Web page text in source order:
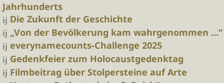
Jahrhunderts
Die Zukunft der Geschichte
„Von der Bevölkerung kam wahrgenommen …“
everynamecounts-Challenge 2025
Gedenkfeier zum Holocaustgedenktag
Filmbeitrag über Stolpersteine auf Arte